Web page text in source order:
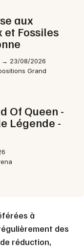
aux
et Fossiles
→ 23/08/2026
Grand
Of Queen -
Légende -
à
des
réduction,